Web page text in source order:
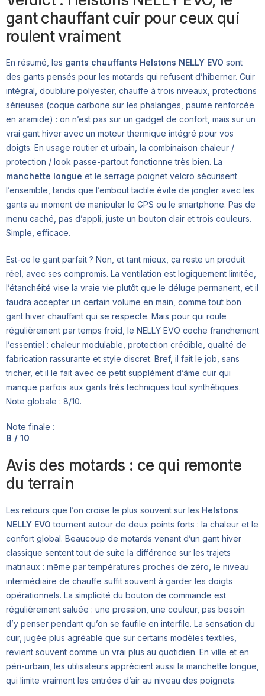
gant chauffant cuir pour ceux qui
roulent vraiment
En résumé, les gants chauffants Helstons NELLY EVO sont
des gants pensés pour les motards qui refusent d’hiberner. Cuir
intégral, doublure polyester, chauffe à trois niveaux, protections
sérieuses (coque carbone sur les phalanges, paume renforcée
en aramide) : on n’est pas sur un gadget de confort, mais sur un
vrai gant hiver avec un moteur thermique intégré pour vos
doigts. En usage routier et urbain, la combinaison chaleur /
protection / look passe-partout fonctionne très bien. La
manchette longue et le serrage poignet velcro sécurisent
l’ensemble, tandis que l’embout tactile évite de jongler avec les
gants au moment de manipuler le GPS ou le smartphone. Pas de
menu caché, pas d’appli, juste un bouton clair et trois couleurs.
Simple, efficace.
Est-ce le gant parfait ? Non, et tant mieux, ça reste un produit
réel, avec ses compromis. La ventilation est logiquement limitée,
l’étanchéité vise la vraie vie plutôt que le déluge permanent, et il
faudra accepter un certain volume en main, comme tout bon
gant hiver chauffant qui se respecte. Mais pour qui roule
régulièrement par temps froid, le NELLY EVO coche franchement
l’essentiel : chaleur modulable, protection crédible, qualité de
fabrication rassurante et style discret. Bref, il fait le job, sans
tricher, et il le fait avec ce petit supplément d’âme cuir qui
manque parfois aux gants très techniques tout synthétiques.
Note globale : 8/10.
Note finale :
8 / 10
Avis des motards : ce qui remonte
du terrain
Les retours que l’on croise le plus souvent sur les Helstons
NELLY EVO tournent autour de deux points forts : la chaleur et le
confort global. Beaucoup de motards venant d’un gant hiver
classique sentent tout de suite la différence sur les trajets
matinaux : même par températures proches de zéro, le niveau
intermédiaire de chauffe suffit souvent à garder les doigts
opérationnels. La simplicité du bouton de commande est
régulièrement saluée : une pression, une couleur, pas besoin
d’y penser pendant qu’on se faufile en interfile. La sensation du
cuir, jugée plus agréable que sur certains modèles textiles,
revient souvent comme un vrai plus au quotidien. En ville et en
péri-urbain, les utilisateurs apprécient aussi la manchette longue,
qui limite vraiment les entrées d’air au niveau des poignets.